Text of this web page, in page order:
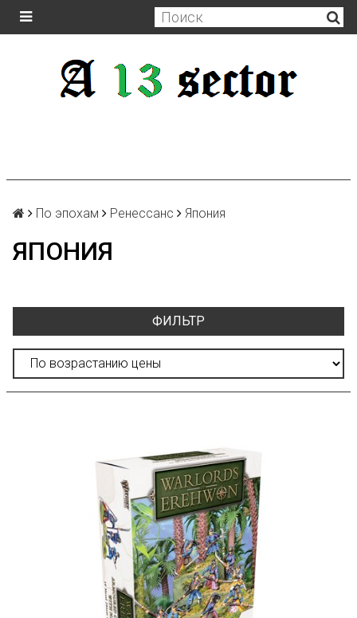
По эпохам Ренессанс Япония
ЯПОНИЯ
ФИЛЬТР